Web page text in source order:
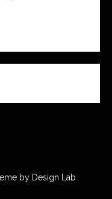
by Design Lab